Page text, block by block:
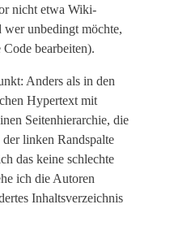
nicht etwa Wiki-
unbedingt möchte,
bearbeiten).
Anders als in den
Hypertext mit
Seitenhierarchie, die
linken Randspalte
das keine schlechte
ich die Autoren
Inhaltsverzeichnis